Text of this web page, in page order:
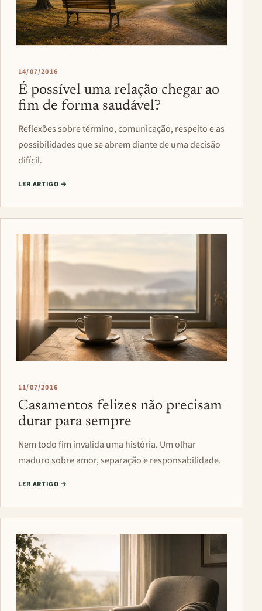
14/07/2016
É possível uma relação chegar ao
fim de forma saudável?
Reflexões sobre término, comunicação, respeito e as
possibilidades que se abrem diante de uma decisão
difícil.
LER ARTIGO →
11/07/2016
Casamentos felizes não precisam
durar para sempre
Nem todo fim invalida uma história. Um olhar
maduro sobre amor, separação e responsabilidade.
LER ARTIGO →